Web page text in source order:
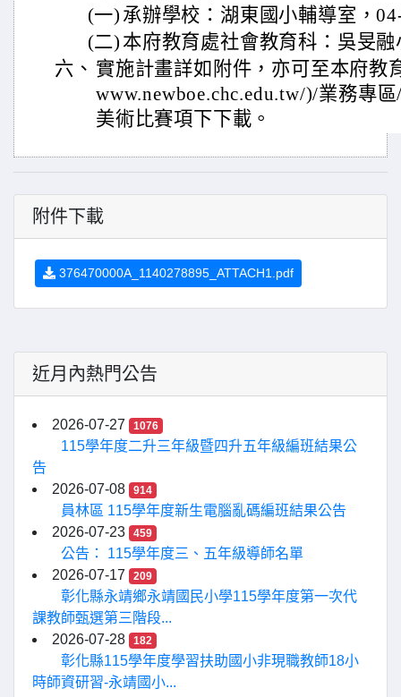
(一) 承辦學校：湖東國小輔導室，
(二) 本府教育處社會教育科：吳旻
六、 實施計畫詳如附件，亦可至本府教
www.newboe.chc.edu.tw/)/業務專
美術比賽項下下載。
附件下載
376470000A_1140278895_ATTACH1.pdf
近月內熱門公告
2026-07-27 1076
115學年度二升三年級暨四升五年級編班結果公
告
2026-07-08
914
員林區 115學年度新生電腦亂碼編班結果公告
2026-07-23
459
公告： 115學年度三、五年級導師名單
2026-07-17
209
彰化縣永靖鄉永靖國民小學115學年度第一次代
課教師甄選第三階段...
2026-07-28
182
彰化縣115學年度學習扶助國小非現職教師18小
時師資研習-永靖國小...